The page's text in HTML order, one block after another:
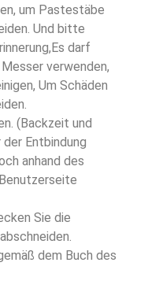
um Pastestäbe
Und bitte
darf
verwenden,
Um Schäden
(Backzeit und
Entbindung
anhand des
Sie die
dem Buch des